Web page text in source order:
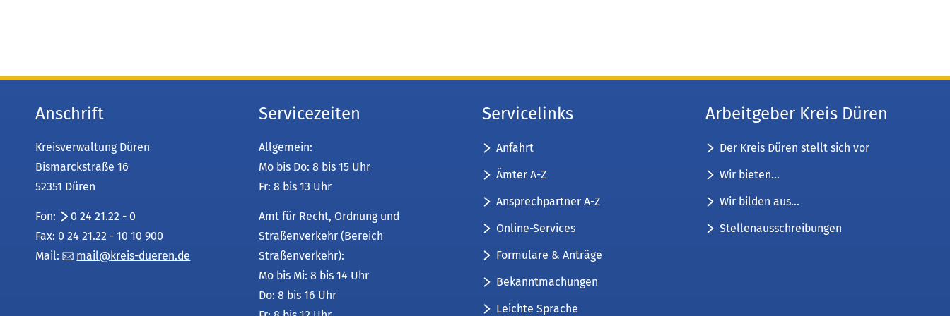
Anschrift
Kreisverwaltung Düren
Bismarckstraße 16
52351 Düren
Fon:
0 24 21.22 - 0
Fax: 0 24 21.22 - 10 10 900
Mail:
mail kreis-dueren de
Servicezeiten
Allgemein:
Mo bis Do: 8 bis 15 Uhr
Fr: 8 bis 13 Uhr
Amt für Recht, Ordnung und
Straßenverkehr (Bereich
Straßenverkehr):
Mo bis Mi: 8 bis 14 Uhr
Do: 8 bis 16 Uhr
Servicelinks
Anfahrt
Ämter A-Z
Ansprechpartner A-Z
Online-Services
Formulare & Anträge
Bekanntmachungen
Leichte Sprache
Arbeitgeber Kreis Düren
Der Kreis Düren stellt sich vor
Wir bieten...
Wir bilden aus...
Stellenausschreibungen